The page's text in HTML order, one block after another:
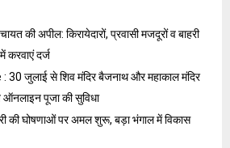
की अपील: किरायेदारों, प्रवासी मजदूरों व बाहरी
करवाएं दर्ज
जुलाई से शिव मंदिर बैजनाथ और महाकाल मंदिर
ऑनलाइन पूजा की सुविधा
की घोषणाओं पर अमल शुरू, बड़ा भंगाल में विकास